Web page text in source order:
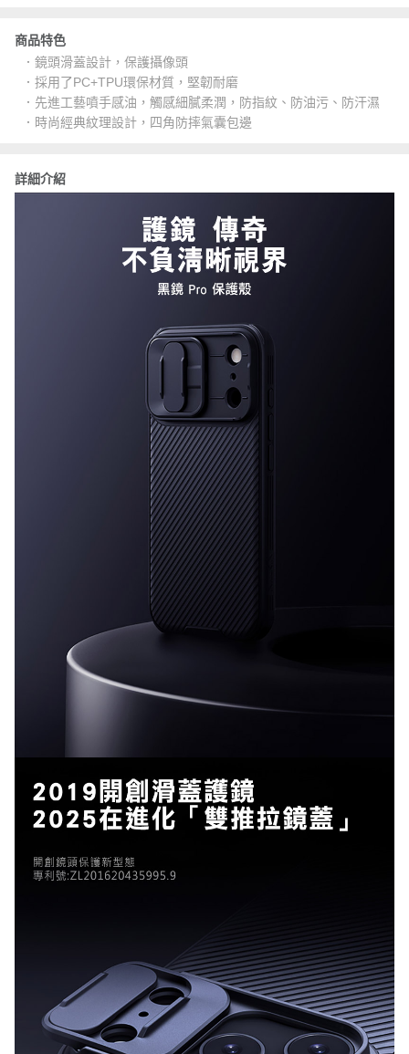
商品特色
．鏡頭滑蓋設計，保護攝像頭
．採用了PC+TPU環保材質，堅韌耐磨
．先進工藝噴手感油，觸感細膩柔潤，防指紋、防油污、防汗濕
．時尚經典紋理設計，四角防摔氣囊包邊
詳細介紹